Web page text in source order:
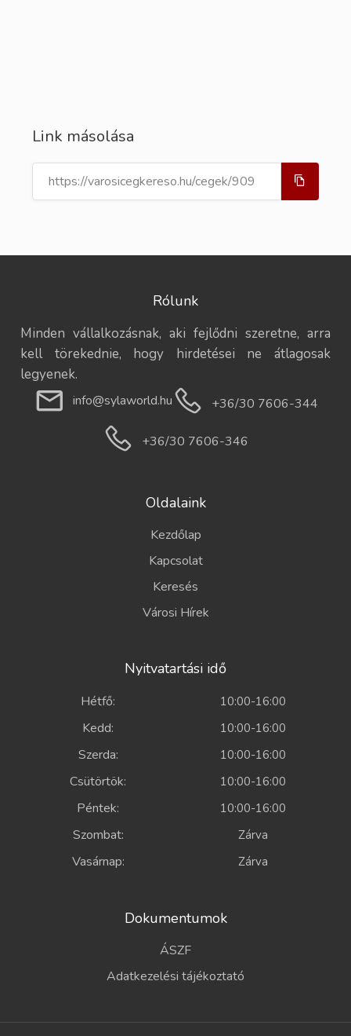
Link másolása
Rólunk
Minden vállalkozásnak, aki fejlődni szeretne, arra
kell törekednie, hogy hirdetései ne átlagosak
legyenek.
info@sylaworld.hu +36/30 7606-344
+36/30 7606-346
Oldalaink
Kezdőlap
Kapcsolat
Keresés
Városi Hírek
Nyitvatartási idő
Hétfő: 10:00-16:00
Kedd: 10:00-16:00
Szerda: 10:00-16:00
Csütörtök: 10:00-16:00
Péntek: 10:00-16:00
Szombat: Zárva
Vasárnap: Zárva
Dokumentumok
ÁSZF
Adatkezelési tájékoztató